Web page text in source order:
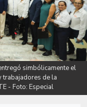
simbólicamente el
trabajadores de la
- Foto: Especial